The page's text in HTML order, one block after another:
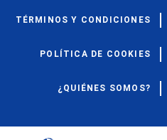
TÉRMINOS Y CONDICIONES
POLÍTICA DE COOKIES
¿QUIÉNES SOMOS?